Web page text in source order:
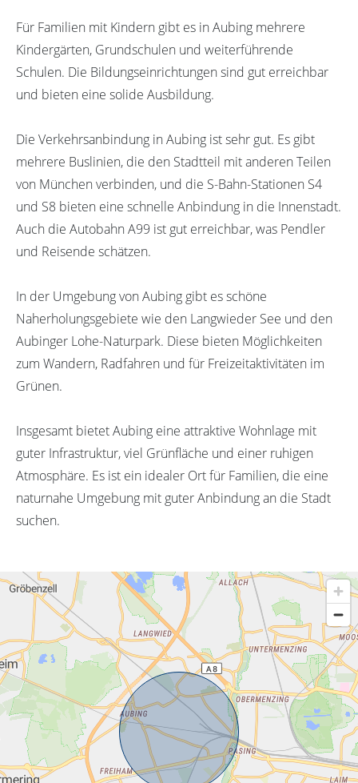
Für Familien mit Kindern gibt es in Aubing mehrere
Kindergärten, Grundschulen und weiterführende
Schulen. Die Bildungseinrichtungen sind gut erreichbar
und bieten eine solide Ausbildung.
Die Verkehrsanbindung in Aubing ist sehr gut. Es gibt
mehrere Buslinien, die den Stadtteil mit anderen Teilen
von München verbinden, und die S-Bahn-Stationen S4
und S8 bieten eine schnelle Anbindung in die Innenstadt.
Auch die Autobahn A99 ist gut erreichbar, was Pendler
und Reisende schätzen.
In der Umgebung von Aubing gibt es schöne
Naherholungsgebiete wie den Langwieder See und den
Aubinger Lohe-Naturpark. Diese bieten Möglichkeiten
zum Wandern, Radfahren und für Freizeitaktivitäten im
Grünen.
Insgesamt bietet Aubing eine attraktive Wohnlage mit
guter Infrastruktur, viel Grünfläche und einer ruhigen
Atmosphäre. Es ist ein idealer Ort für Familien, die eine
naturnahe Umgebung mit guter Anbindung an die Stadt
suchen.